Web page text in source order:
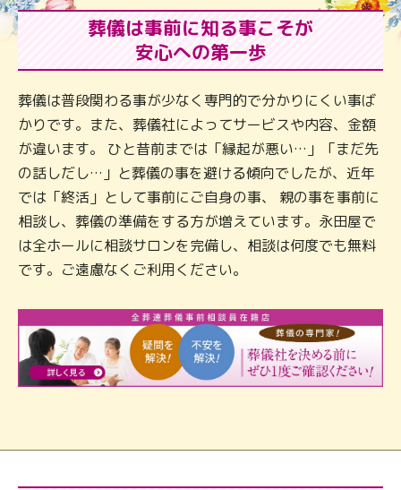
葬儀は事前に知る事こそが
安心への第一歩
葬儀は普段関わる事が少なく専門的で分かりにくい事ば
かりです。また、葬儀社によってサービスや内容、金額
が違います。 ひと昔前までは「縁起が悪い…」「まだ先
の話しだし…」と葬儀の事を避ける傾向でしたが、近年
では「終活」として事前にご自身の事、 親の事を事前に
相談し、葬儀の準備をする方が増えています。永田屋で
は全ホールに相談サロンを完備し、相談は何度でも無料
です。ご遠慮なくご利用ください。